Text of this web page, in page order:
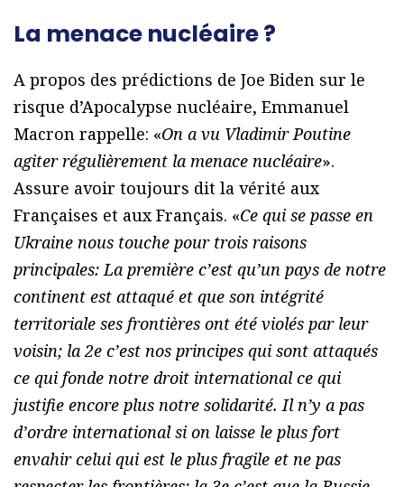
La menace nucléaire ?
A propos des prédictions de Joe Biden sur le
risque d’Apocalypse nucléaire, Emmanuel
Macron rappelle: «On a vu Vladimir Poutine
agiter régulièrement la menace nucléaire».
Assure avoir toujours dit la vérité aux
Françaises et aux Français. «Ce qui se passe en
Ukraine nous touche pour trois raisons
principales: La première c’est qu’un pays de notre
continent est attaqué et que son intégrité
territoriale ses frontières ont été violés par leur
voisin; la 2e c’est nos principes qui sont attaqués
ce qui fonde notre droit international ce qui
justifie encore plus notre solidarité. Il n’y a pas
d’ordre international si on laisse le plus fort
envahir celui qui est le plus fragile et ne pas